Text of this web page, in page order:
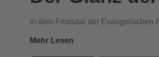
In dem Festsaal der Evangelischen
Mehr Lesen